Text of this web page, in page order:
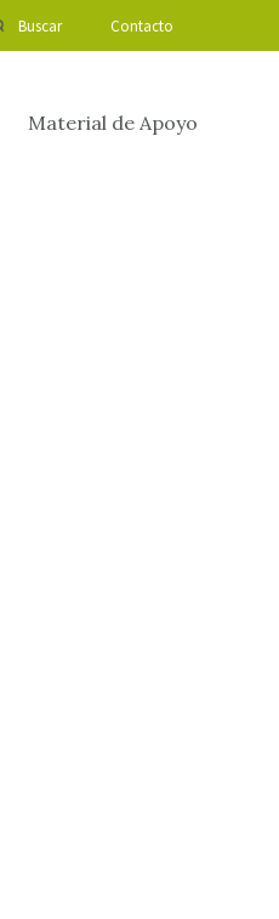
Buscar Contacto
Material de Apoyo